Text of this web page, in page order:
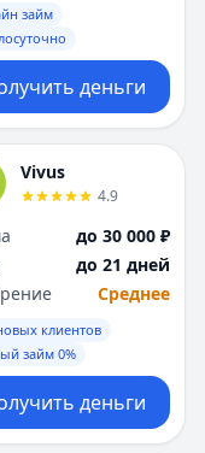
займ
деньги
Vivus
4.9
до 30 000 ₽
до 21 дней
Среднее
клиентов
займ 0%
деньги